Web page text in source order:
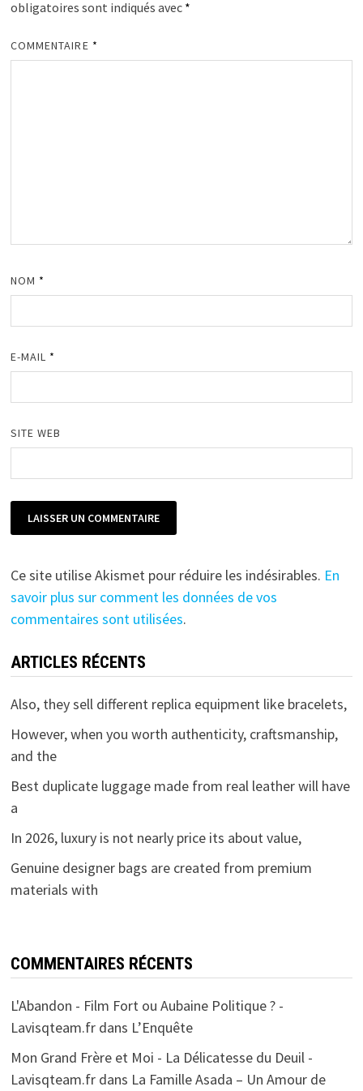
obligatoires sont indiqués avec *
COMMENTAIRE *
NOM *
E-MAIL *
SITE WEB
Ce site utilise Akismet pour réduire les indésirables. En
savoir plus sur comment les données de vos
commentaires sont utilisées.
ARTICLES RÉCENTS
Also, they sell different replica equipment like bracelets,
However, when you worth authenticity, craftsmanship,
and the
Best duplicate luggage made from real leather will have
a
In 2026, luxury is not nearly price its about value,
Genuine designer bags are created from premium
materials with
COMMENTAIRES RÉCENTS
L'Abandon - Film Fort ou Aubaine Politique ? -
Lavisqteam.frdans L’Enquête
Mon Grand Frère et Moi - La Délicatesse du Deuil -
Lavisqteam.frdans La Famille Asada – Un Amour de